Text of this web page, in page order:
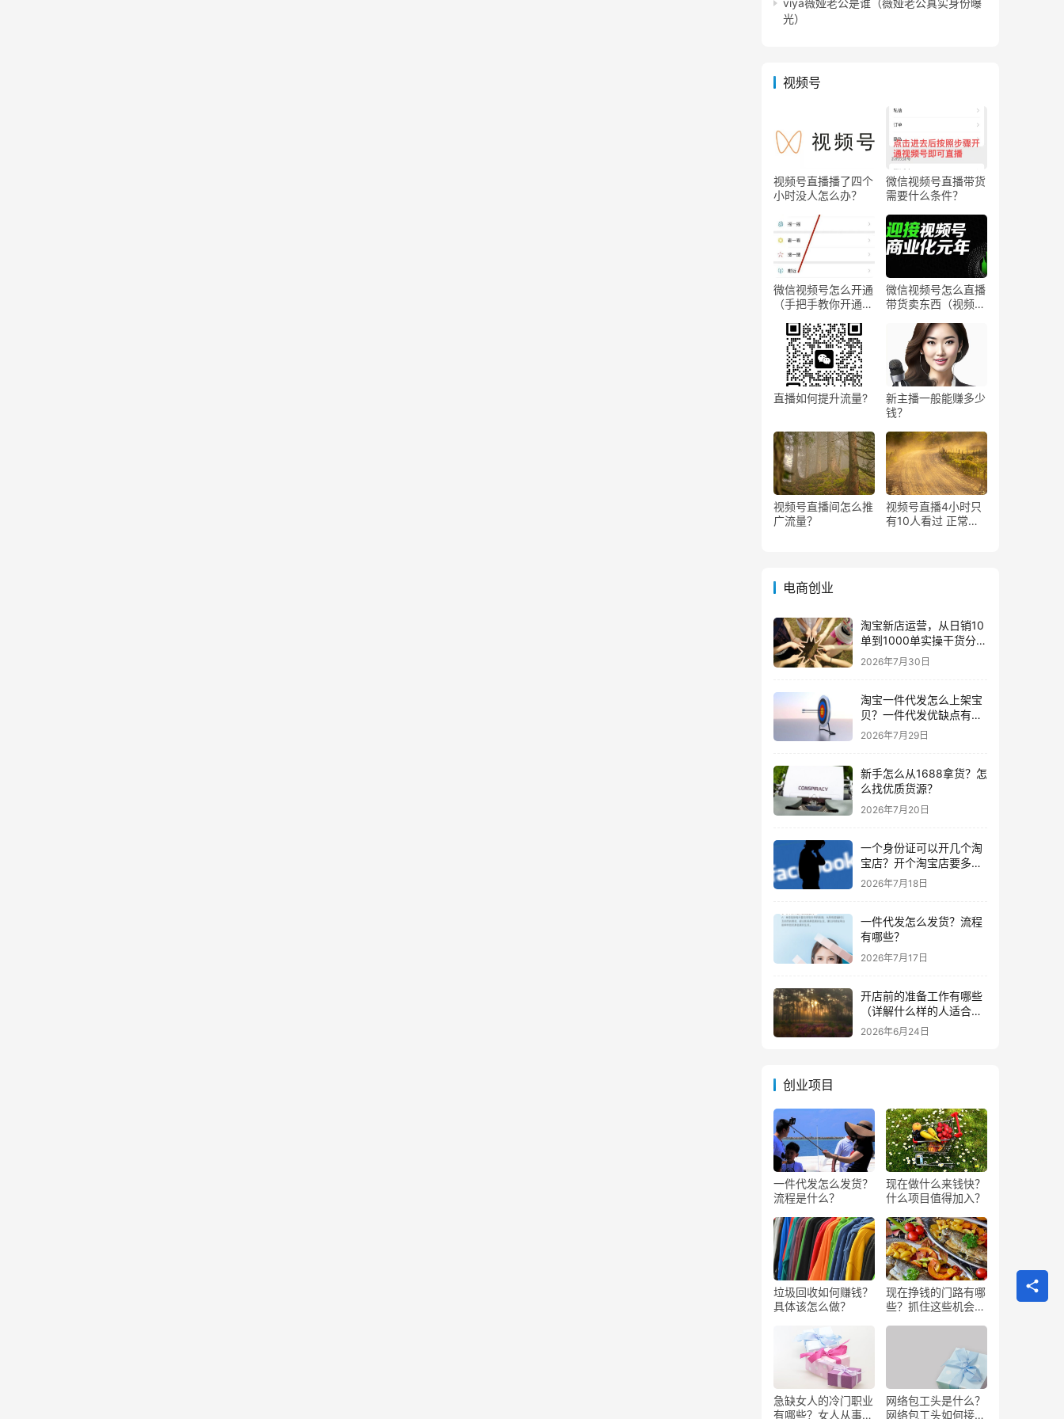
viya薇娅老公是谁（薇娅老公真实身份曝
光）
视频号
视频号直播播了四个
小时没人怎么办？
微信视频号直播带货
需要什么条件？
微信视频号怎么开通
（手把手教你开通微
微信视频号怎么直播
带货卖东西（视频号
直播如何提升流量?
新主播一般能赚多少
钱？
视频号直播间怎么推
广流量？
视频号直播4小时只
有10人看过 正常
电商创业
淘宝新店运营，从日销10
单到1000单实操干货分
享！
2026年7月30日
淘宝一件代发怎么上架宝
贝？一件代发优缺点有哪
些？
2026年7月29日
新手怎么从1688拿货？怎
么找优质货源？
2026年7月20日
一个身份证可以开几个淘
宝店？开个淘宝店要多少
钱？
2026年7月18日
一件代发怎么发货？流程
有哪些？
2026年7月17日
开店前的准备工作有哪些
（详解什么样的人适合做
生意）
2026年6月24日
创业项目
一件代发怎么发货？
流程是什么？
现在做什么来钱快？
什么项目值得加入？
垃圾回收如何赚钱？
具体该怎么做？
现在挣钱的门路有哪
些？抓住这些机会闷
急缺女人的冷门职业
有哪些？女人从事哪
网络包工头是什么？
网络包工头如何接业